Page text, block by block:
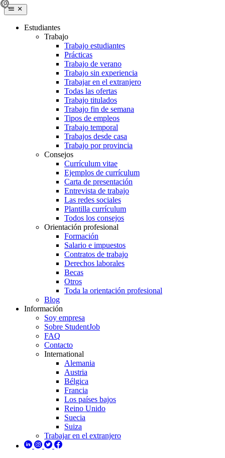
Estudiantes
Trabajo
Trabajo estudiantes
Prácticas
Trabajo de verano
Trabajo sin experiencia
Trabajar en el extranjero
Todas las ofertas
Trabajo titulados
Trabajo fin de semana
Tipos de empleos
Trabajo temporal
Trabajos desde casa
Trabajo por provincia
Consejos
Currículum vitae
Ejemplos de currículum
Carta de presentación
Entrevista de trabajo
Las redes sociales
Plantilla currículum
Todos los consejos
Orientación profesional
Formación
Salario e impuestos
Contratos de trabajo
Derechos laborales
Becas
Otros
Toda la orientación profesional
Blog
Información
Soy empresa
Sobre StudentJob
FAQ
Contacto
International
Alemania
Austria
Bélgica
Francia
Los países bajos
Reino Unido
Suecia
Suiza
Trabajar en el extranjero